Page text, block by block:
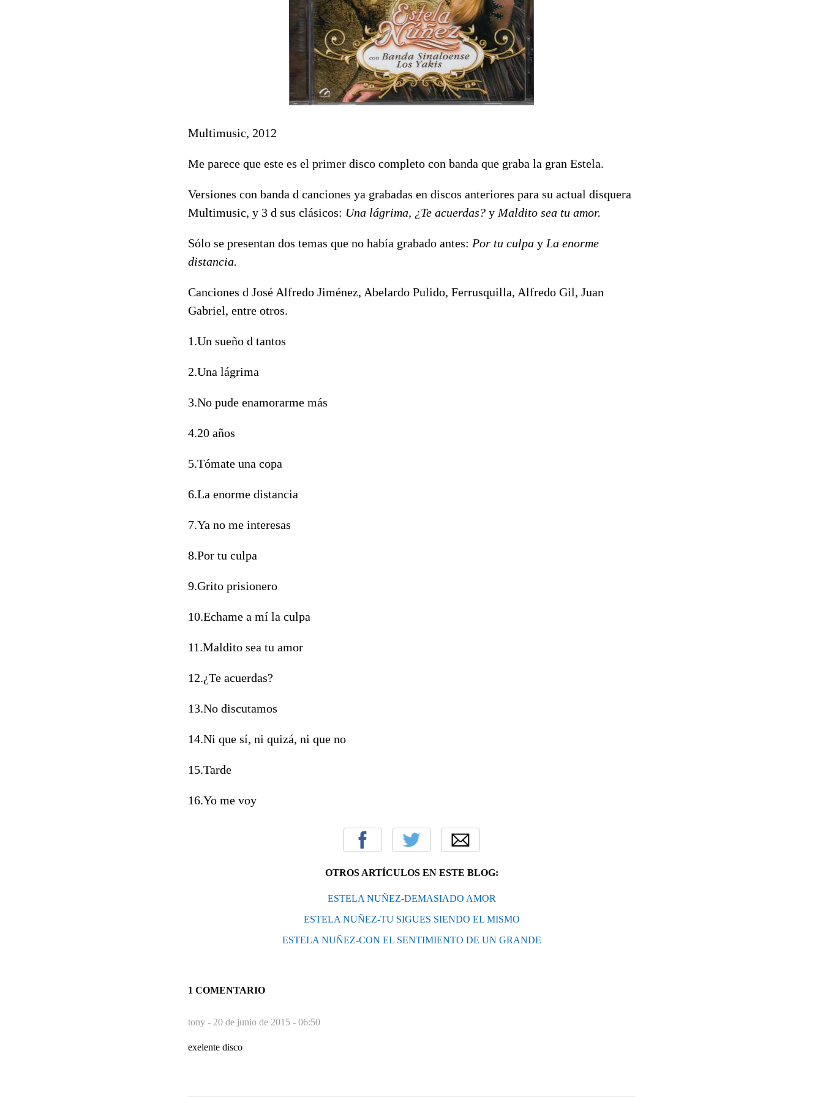
Multimusic, 2012
Me parece que este es el primer disco completo con banda que graba la gran Estela.
Versiones con banda d canciones ya grabadas en discos anteriores para su actual disquera
Multimusic, y 3 d sus clásicos: Una lágrima, ¿Te acuerdas? y Maldito sea tu amor.
Sólo se presentan dos temas que no había grabado antes: Por tu culpa y La enorme
distancia.
Canciones d José Alfredo Jiménez, Abelardo Pulido, Ferrusquilla, Alfredo Gil, Juan
Gabriel, entre otros.
1.Un sueño d tantos
2.Una lágrima
3.No pude enamorarme más
4.20 años
5.Tómate una copa
6.La enorme distancia
7.Ya no me interesas
8.Por tu culpa
9.Grito prisionero
10.Echame a mí la culpa
11.Maldito sea tu amor
12.¿Te acuerdas?
13.No discutamos
14.Ni que sí, ni quizá, ni que no
15.Tarde
16.Yo me voy
OTROS ARTÍCULOS EN ESTE BLOG:
ESTELA NUÑEZ-DEMASIADO AMOR
ESTELA NUÑEZ-TU SIGUES SIENDO EL MISMO
ESTELA NUÑEZ-CON EL SENTIMIENTO DE UN GRANDE
1 COMENTARIO
tony - 20 de junio de 2015 - 06:50
exelente disco